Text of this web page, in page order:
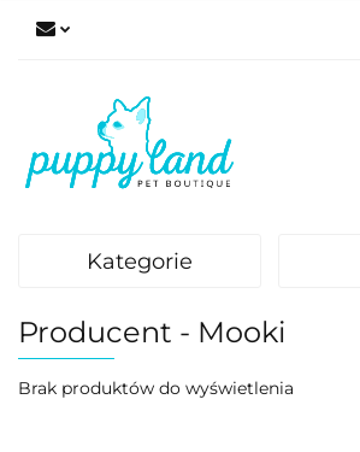
Kategorie
Producent - Mooki
Brak produktów do wyświetlenia